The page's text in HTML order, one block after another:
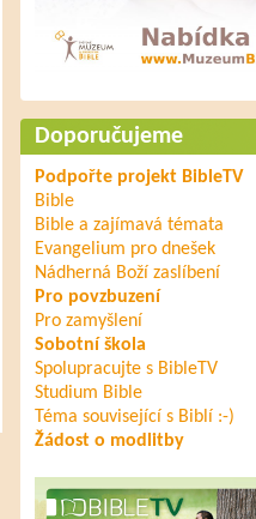
Doporučujeme
Podpořte projekt BibleTV
Bible
Bible a zajímavá témata
Evangelium pro dnešek
Nádherná Boží zaslíbení
Pro povzbuzení
Pro zamyšlení
Sobotní škola
Spolupracujte s BibleTV
Studium Bible
Téma související s Biblí :-)
Žádost o modlitby